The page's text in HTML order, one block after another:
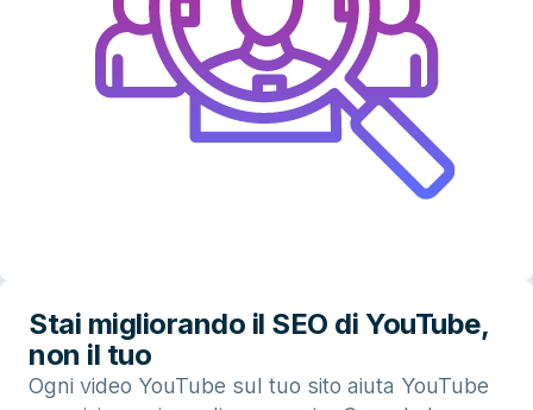
Stai migliorando il SEO di YouTube,
non il tuo
Ogni video YouTube sul tuo sito aiuta YouTube